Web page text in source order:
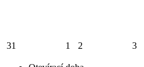
31 1 2 3